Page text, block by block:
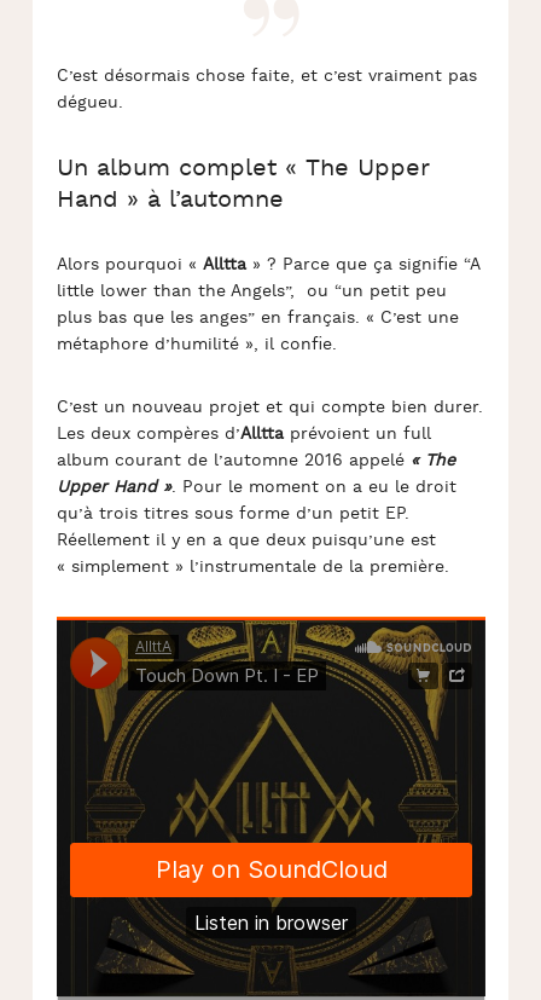
C’est désormais chose faite, et c’est vraiment pas
dégueu.
Un album complet « The Upper
Hand » à l’automne
Alors pourquoi « Alltta» ? Parce que ça signifie “A
little lower than the Angels”, ou “un petit peu
plus bas que les anges” en français. « C’est une
métaphore d’humilité », il confie.
C’est un nouveau projet et qui compte bien durer.
Les deux compères d’Allttaprévoient un full
album courant de l’automne 2016 appelé « The
Upper Hand ». Pour le moment on a eu le droit
qu’à trois titres sous forme d’un petit EP.
Réellement il y en a que deux puisqu’une est
« simplement » l’instrumentale de la première.